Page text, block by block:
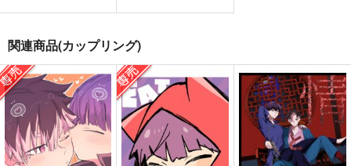
点線
1,257円（税込）
鳴海弦×保科宗四郎
サンプル
作品詳細
点線
1,257円（税込）
鳴海弦×保科宗四郎
サンプル
作品詳細
605円（税込）
鳴海弦×保科宗四郎
サンプル
作品詳細
関連商品(カップリング)